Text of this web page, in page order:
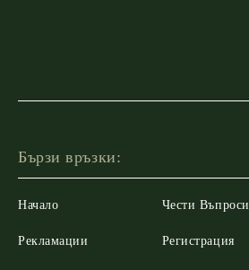
Бързи връзки:
Начало
Рекламации
Чести Въпроси
Регистрация